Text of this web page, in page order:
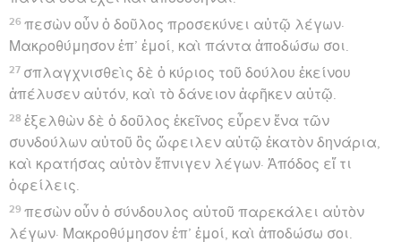
26 πεσὼν οὖν ὁ δοῦλος προσεκύνει αὐτῷ λέγων·
Μακροθύμησον ἐπ’ ἐμοί, καὶ πάντα ἀποδώσω σοι.
27 σπλαγχνισθεὶς δὲ ὁ κύριος τοῦ δούλου ἐκείνου
ἀπέλυσεν αὐτόν, καὶ τὸ δάνειον ἀφῆκεν αὐτῷ.
28 ἐξελθὼν δὲ ὁ δοῦλος ἐκεῖνος εὗρεν ἕνα τῶν
συνδούλων αὐτοῦ ὃς ὤφειλεν αὐτῷ ἑκατὸν δηνάρια,
καὶ κρατήσας αὐτὸν ἔπνιγεν λέγων· Ἀπόδος εἴ τι
ὀφείλεις.
29 πεσὼν οὖν ὁ σύνδουλος αὐτοῦ παρεκάλει αὐτὸν
λέγων· Μακροθύμησον ἐπ’ ἐμοί, καὶ ἀποδώσω σοι.